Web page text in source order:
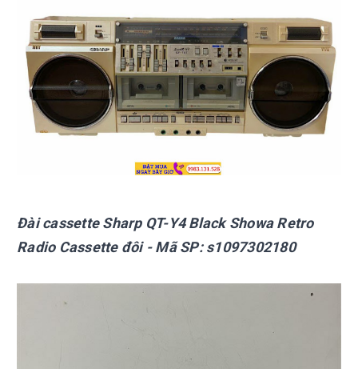
Đài cassette Sharp QT-Y4 Black Showa Retro
Radio Cassette đôi- Mã SP:s1097302180